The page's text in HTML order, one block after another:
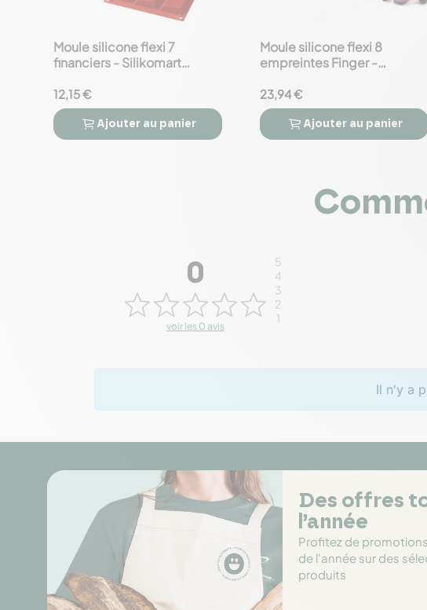
favorite_border
Moule silicone flexi 7
financiers - Silikomart
12,15 €
 
Ajouter au panier
favorite_border
Moule silicone flexi 8
empreintes Finger -
23,94 €
 
Ajouter au panier
0
voir les 0 avis
5
4
3
2
1
Il n'y a
Des offres
l’année
Profitez de
de l'année sur des
produits